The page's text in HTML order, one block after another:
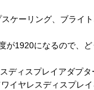
ケーリング、ブライ
が1920になるので、
ディスプレイアダプタ
ワイヤレスディスプレ